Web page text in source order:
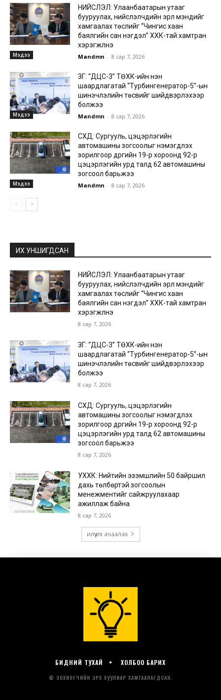
БИДНИЙ ТУХАЙ ХОЛБОО БАРИХ
© ЗОХИОГЧИЙН ЭРХ ХУУЛИАР ХАМГААЛАГДСАН.